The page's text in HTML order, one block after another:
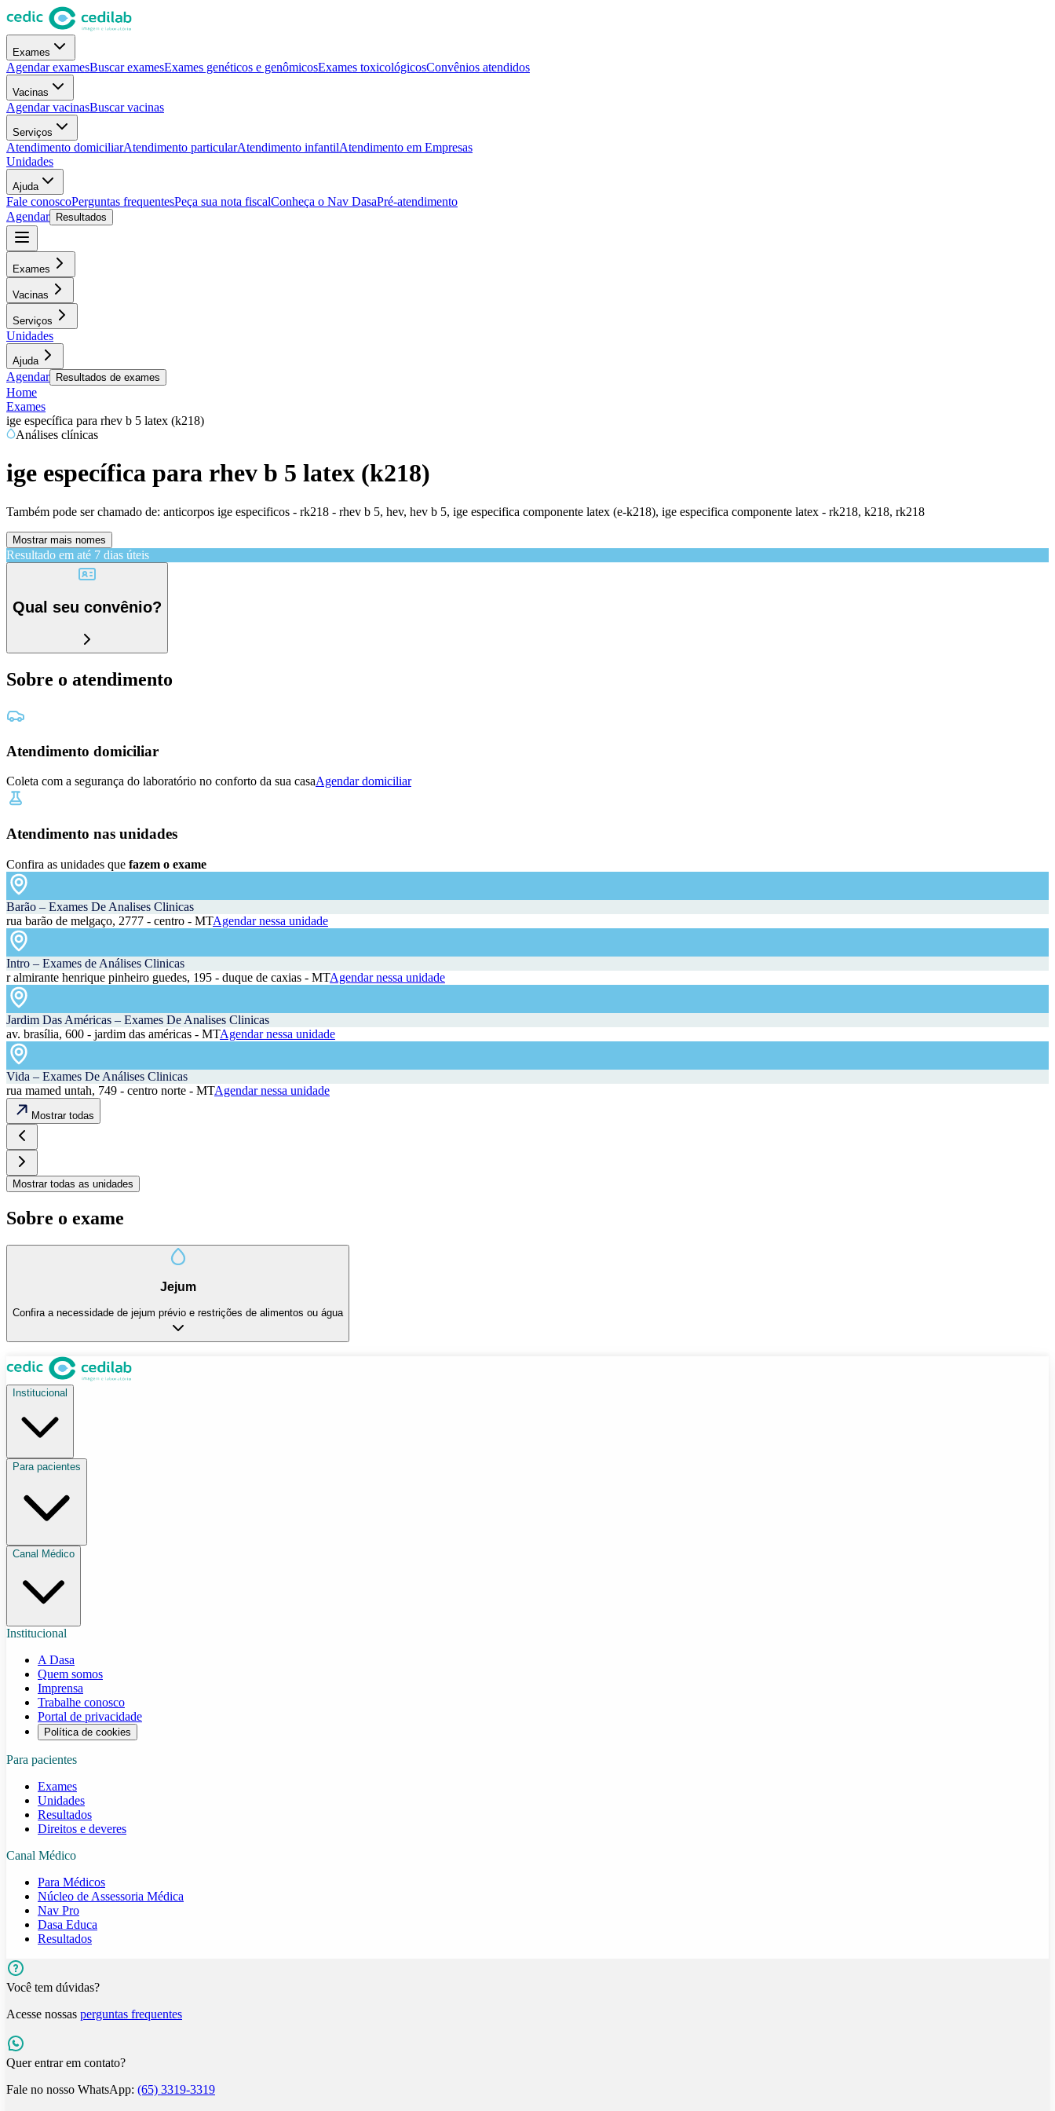
Exames
Agendar examesBuscar examesExames genéticos e genômicosExames toxicológicosConvênios atendidos
Vacinas
Agendar vacinasBuscar vacinas
Serviços
Atendimento domiciliarAtendimento particularAtendimento infantilAtendimento em Empresas
Unidades
Ajuda
Fale conoscoPerguntas frequentesPeça sua nota fiscalConheça o Nav DasaPré-atendimento
Agendar
Resultados
Exames
Vacinas
Serviços
Unidades
Ajuda
Agendar Resultados de exames
Home
Exames
ige específica para rhev b 5 latex (k218)
Análises clínicas
ige específica para rhev b 5 latex (k218)
Também pode ser chamado de: anticorpos ige especificos - rk218 - rhev b 5, hev, hev b 5, ige especifica componente latex (e-k218), ige especifica componente latex - rk218, k218, rk218
Mostrar mais nomes
Resultado em até 7 dias úteis
Qual seu convênio?
Sobre o atendimento
Atendimento domiciliar
Coleta com a segurança do laboratório no conforto da sua casaAgendar domiciliar
Atendimento nas unidades
Confira as unidades que fazem o exame
Barão – Exames De Analises Clinicas
rua barão de melgaço, 2777 - centro - MTAgendar nessa unidade
Intro – Exames de Análises Clinicas
r almirante henrique pinheiro guedes, 195 - duque de caxias - MTAgendar nessa unidade
Jardim Das Américas – Exames De Analises Clinicas
av. brasília, 600 - jardim das américas - MTAgendar nessa unidade
Vida – Exames De Análises Clinicas
rua mamed untah, 749 - centro norte - MTAgendar nessa unidade
Mostrar todas
Mostrar todas as unidades
Sobre o exame
Jejum
Confira a necessidade de jejum prévio e restrições de alimentos ou água
Institucional
Para pacientes
Canal Médico
Institucional
A Dasa
Quem somos
Imprensa
Trabalhe conosco
Portal de privacidade
Política de cookies
Para pacientes
Exames
Unidades
Resultados
Direitos e deveres
Canal Médico
Para Médicos
Núcleo de Assessoria Médica
Nav Pro
Dasa Educa
Resultados
Você tem dúvidas?
Acesse nossas perguntas frequentes
Quer entrar em contato?
Fale no nosso WhatsApp: (65) 3319-3319